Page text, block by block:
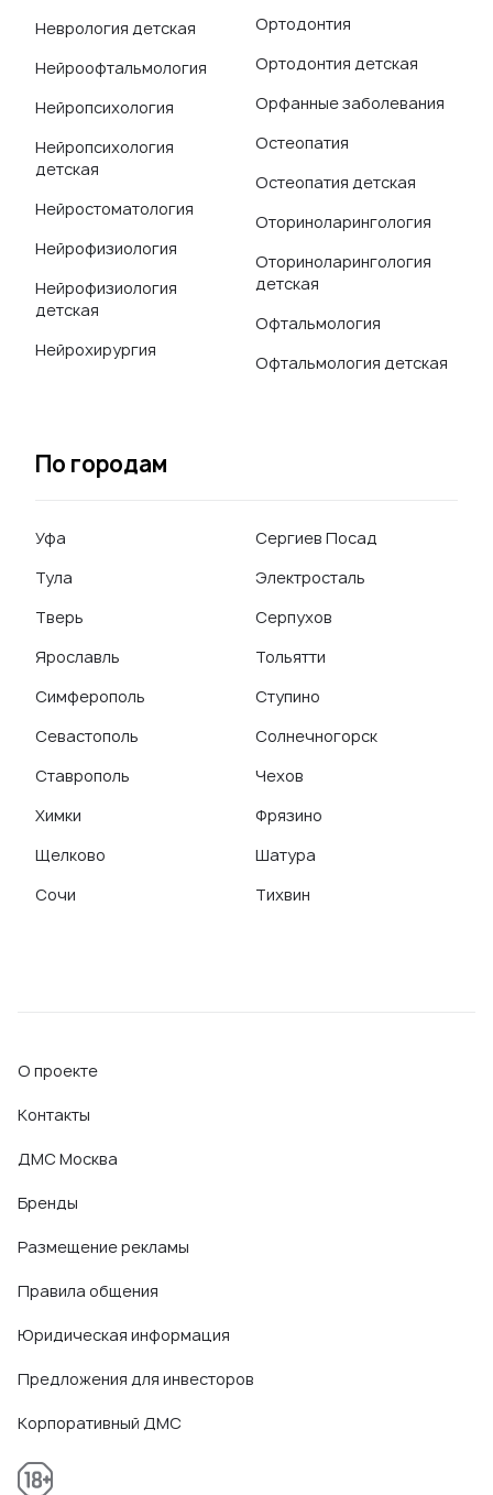
Неврология детская
Нейроофтальмология
Нейропсихология
Нейропсихология
детская
Нейростоматология
Нейрофизиология
Нейрофизиология
детская
Нейрохирургия
Ортодонтия
Ортодонтия детская
Орфанные заболевания
Остеопатия
Остеопатия детская
Оториноларингология
Оториноларингология
детская
Офтальмология
Офтальмология детская
По городам
Уфа
Тула
Тверь
Ярославль
Симферополь
Севастополь
Ставрополь
Химки
Щелково
Сочи
Сергиев Посад
Электросталь
Серпухов
Тольятти
Ступино
Солнечногорск
Чехов
Фрязино
Шатура
Тихвин
О проекте
Контакты
ДМС Москва
Бренды
Размещение рекламы
Правила общения
Юридическая информация
Предложения для инвесторов
Корпоративный ДМС